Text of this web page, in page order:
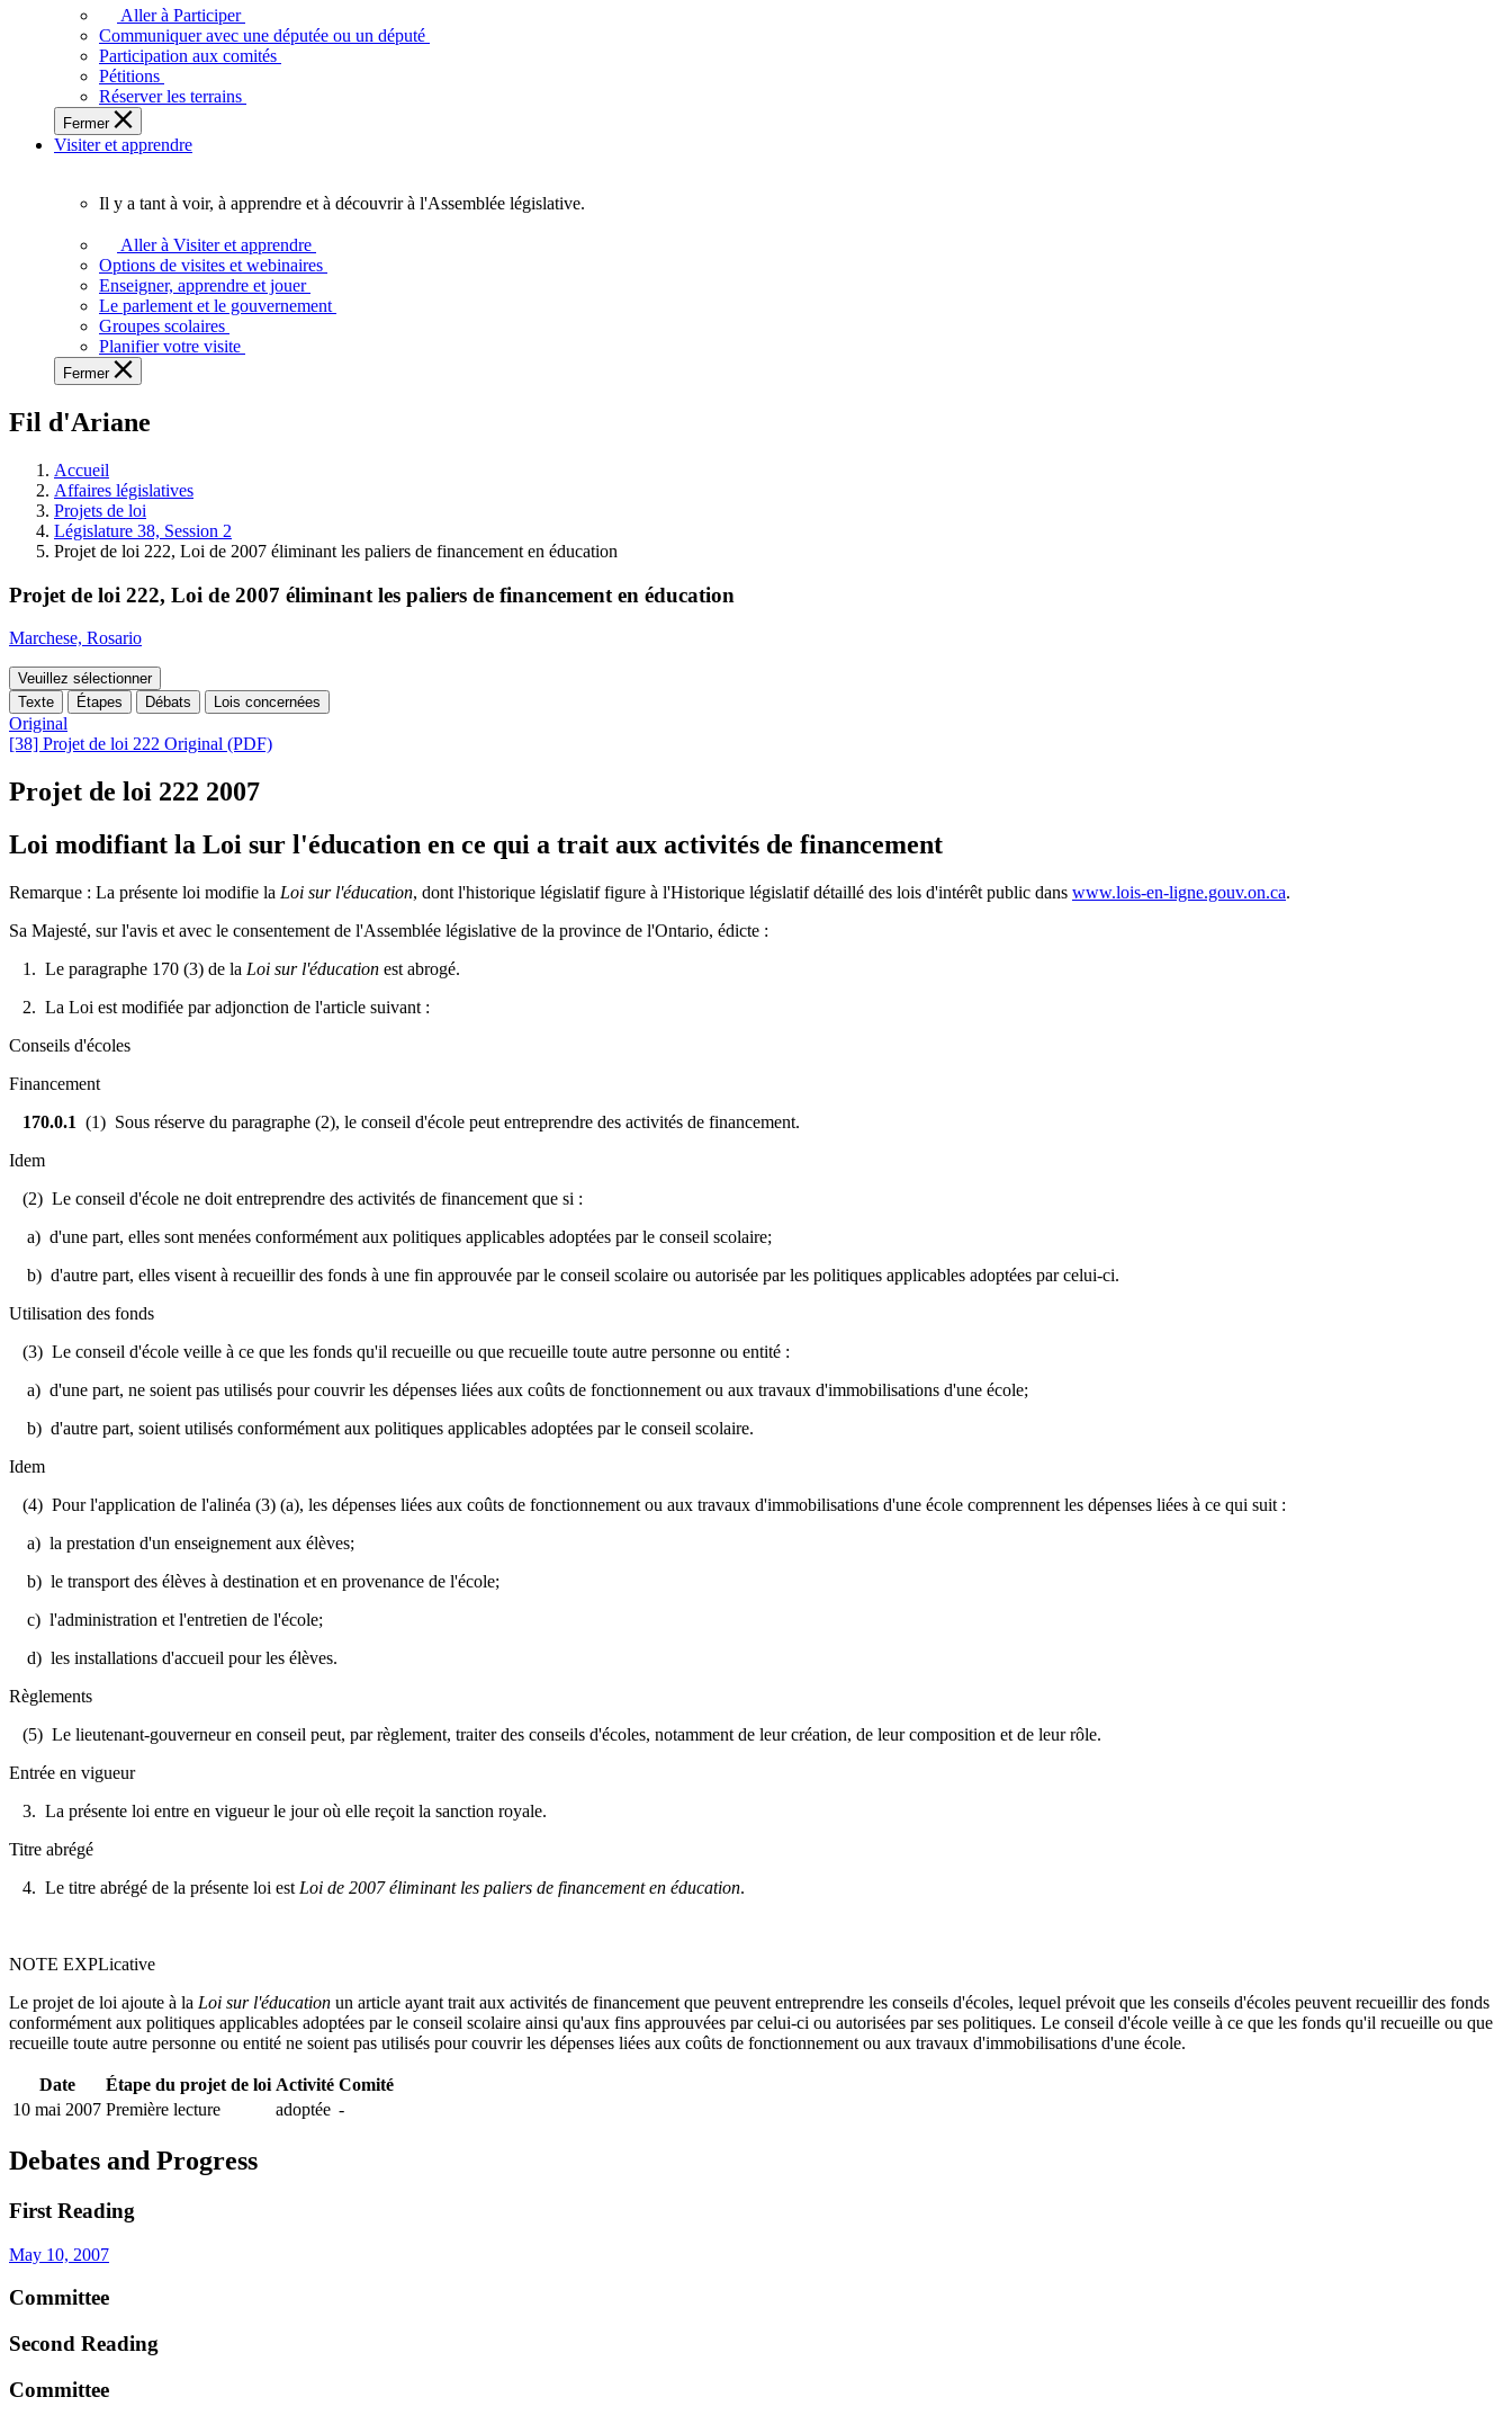
fonctionner
plein
potentiel,
l'Assemblée
a
besoin
Aller à Participer
Communiquer avec une députée ou un député
Participation aux comités
Pétitions
Réserver les terrains
Fermer
Visiter et apprendre
voir,
apprendre
et
découvrir
l'Assemblée
législative.
Il y a tant à voir, à apprendre et à découvrir à l'Assemblée législative.
Aller à Visiter et apprendre
Options de visites et webinaires
Enseigner, apprendre et jouer
Le parlement et le gouvernement
Groupes scolaires
Planifier votre visite
Fermer
Fil d'Ariane
Accueil
Affaires législatives
Projets de loi
Législature 38, Session 2
Projet de loi 222, Loi de 2007 éliminant les paliers de financement en éducation
Projet de loi 222, Loi de 2007 éliminant les paliers de financement en éducation
Marchese, Rosario
Veuillez sélectionner
Texte
Étapes Débats Lois concernées
Original
[38] Projet de loi 222 Original (PDF)
Projet de loi 222 2007
Loi modifiant la Loi sur l'éducation en ce qui a trait aux activités de financement
Remarque : La présente loi modifie la Loi sur l'éducation, dont l'historique législatif figure à l'Historique législatif détaillé des lois d'intérêt public dans www.lois-en-ligne.gouv.on.ca.
Sa Majesté, sur l'avis et avec le consentement de l'Assemblée législative de la province de l'Ontario, édicte :
1. Le paragraphe 170 (3) de la Loi sur l'éducation est abrogé.
2. La Loi est modifiée par adjonction de l'article suivant :
Conseils d'écoles
Financement
170.0.1 (1) Sous réserve du paragraphe (2), le conseil d'école peut entreprendre des activités de financement.
Idem
(2) Le conseil d'école ne doit entreprendre des activités de financement que si :
a) d'une part, elles sont menées conformément aux politiques applicables adoptées par le conseil scolaire;
b) d'autre part, elles visent à recueillir des fonds à une fin approuvée par le conseil scolaire ou autorisée par les politiques applicables adoptées par celui-ci.
Utilisation des fonds
(3) Le conseil d'école veille à ce que les fonds qu'il recueille ou que recueille toute autre personne ou entité :
a) d'une part, ne soient pas utilisés pour couvrir les dépenses liées aux coûts de fonctionnement ou aux travaux d'immobilisations d'une école;
b) d'autre part, soient utilisés conformément aux politiques applicables adoptées par le conseil scolaire.
Idem
(4) Pour l'application de l'alinéa (3) (a), les dépenses liées aux coûts de fonctionnement ou aux travaux d'immobilisations d'une école comprennent les dépenses liées à ce qui suit :
a) la prestation d'un enseignement aux élèves;
b) le transport des élèves à destination et en provenance de l'école;
c) l'administration et l'entretien de l'école;
d) les installations d'accueil pour les élèves.
Règlements
(5) Le lieutenant-gouverneur en conseil peut, par règlement, traiter des conseils d'écoles, notamment de leur création, de leur composition et de leur rôle.
Entrée en vigueur
3. La présente loi entre en vigueur le jour où elle reçoit la sanction royale.
Titre abrégé
4. Le titre abrégé de la présente loi est Loi de 2007 éliminant les paliers de financement en éducation.
NOTE EXPLicative
Le projet de loi ajoute à la Loi sur l'éducation un article ayant trait aux activités de financement que peuvent entreprendre les conseils d'écoles, lequel prévoit que les conseils d'écoles peuvent recueillir des fonds
conformément aux politiques applicables adoptées par le conseil scolaire ainsi qu'aux fins approuvées par celui-ci ou autorisées par ses politiques. Le conseil d'école veille à ce que les fonds qu'il recueille ou que
recueille toute autre personne ou entité ne soient pas utilisés pour couvrir les dépenses liées aux coûts de fonctionnement ou aux travaux d'immobilisations d'une école.
Date Étape du projet de loi Activité Comité
10 mai 2007 Première lecture adoptée -
Debates and Progress
First Reading
May 10, 2007
Committee
Second Reading
Committee